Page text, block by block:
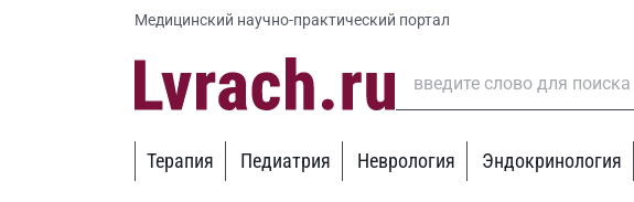
Медицинский научно-практический портал
Терапия Педиатрия Неврология Эндокринология